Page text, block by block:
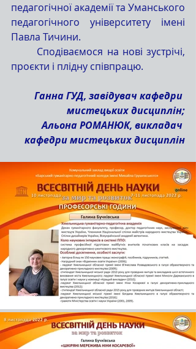
педагогічної академії та Уманського
педагогічного університету імені
Павла Тичини.
Сподіваємося на нові зустрічі,
проєкти і плідну співпрацю.
Ганна ГУД, завідувач кафедри
мистецьких дисциплін;
Альона РОМАНЮК, викладач
кафедри мистецьких дисциплін